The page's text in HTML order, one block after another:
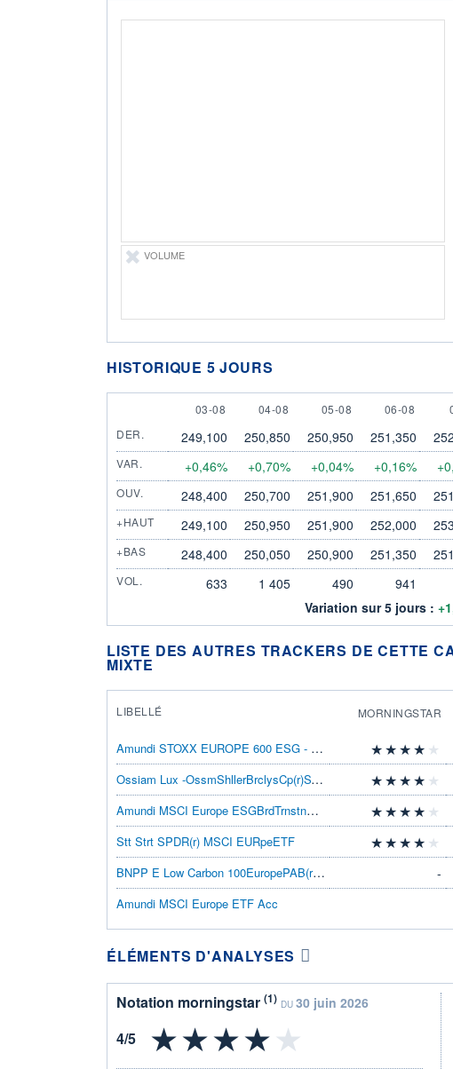
VOLUME
HISTORIQUE 5 JOURS
3 AUGUST
03-08 4 AUGUST
04-08 5 AUGUST
05-08 6 AUGUST
06-08
DER.
249,100 250,850 250,950 251,350
VAR. +0,46% +0,70% +0,04% +0,16%
OUV. 248,400 250,700 251,900 251,650
+HAUT 249,100 250,950 251,900 252,000
+BAS 248,400 250,050 250,900 251,350
VOL. 633 1 405 490 941
Variation sur 5 jours :
LISTE DES AUTRES TRACKERS DE CETTE
MIXTE
LIBELLÉ MORNINGSTAR
Amundi STOXX EUROPE 600 ESG - DR EUR (C)
Ossiam Lux -OssmShllerBrclysCp(r)SVlTRTF1C
Amundi MSCI Europe ESGBrdTrnstnETFDREURC
Stt Strt SPDR(r) MSCI EURpeETF
BNPP E Low Carbon 100EuropePAB(r) ETFSDInc
-
Amundi MSCI Europe ETF Acc
ÉLÉMENTS D'ANALYSES
Notation morningstar (1) DU 30 juin 2026